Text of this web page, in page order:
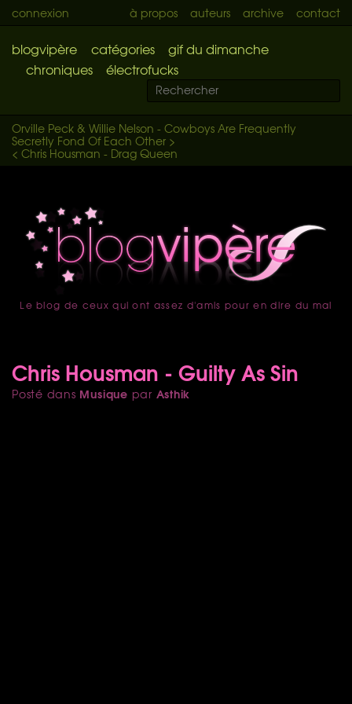
connexion à propos auteurs archive contact
blogvipère catégories
gif du dimanche
chroniques
électrofucks
Orville Peck & Willie Nelson - Cowboys Are Frequently
Secretly Fond Of Each Other >
< Chris Housman - Drag Queen
accueil
Le blog de ceux qui ont assez d'amis pour en dire du mal
Chris Housman - Guilty As Sin
Posté dans Musique par Asthik